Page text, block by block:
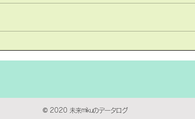
の記録ー 台本担当&映像・音楽
ーリー担当&キャラクターイメー
© 2020 未来mikuのデータログ